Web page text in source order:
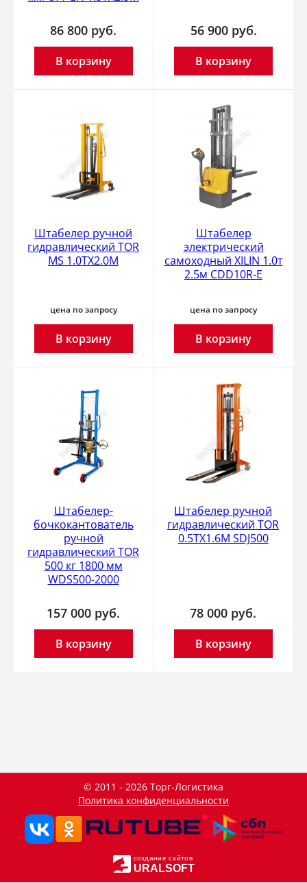
86 800 руб.
В корзину
56 900 руб.
В корзину
Штабелер ручной
гидравлический TOR
MS 1.0TX2.0M
цена по запросу
В корзину
Штабелер
электрический
самоходный XILIN 1.0т
2.5м CDD10R-E
цена по запросу
В корзину
Штабелер-
бочкокантователь
ручной
гидравлический TOR
500 кг 1800 мм
WDS500-2000
157 000 руб.
В корзину
Штабелер ручной
гидравлический TOR
0.5TX1.6M SDJ500
78 000 руб.
В корзину
© 2011 - 2026 Торг-Логистика
Политика конфиденциальности
создание сайтов
URALSOFT